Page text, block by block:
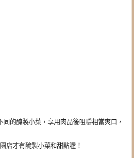
的醃製小菜，享用肉品後咀嚼相當爽口，
店才有醃製小菜和甜點喔！